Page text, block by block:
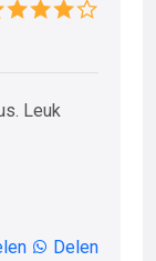
Leuk
Delen